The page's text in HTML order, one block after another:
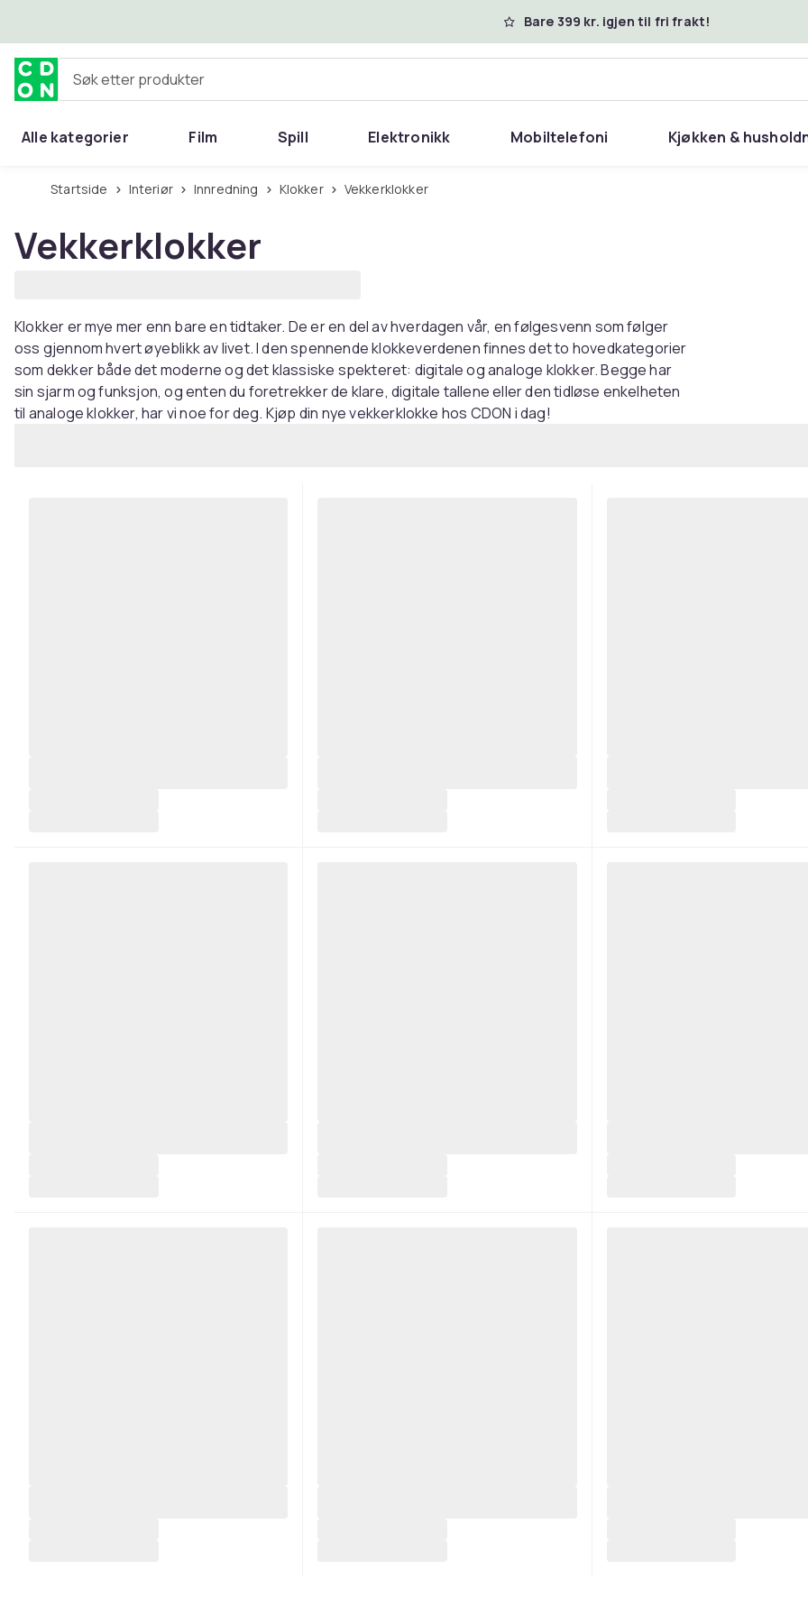
Bare 399 kr. igjen til fri frakt!
Søk etter produkter
Alle kategorier Film Spill Elektronikk Mobiltelefoni Kjøkken &
Startside Interiør Innredning Klokker Vekkerklokker
Vekkerklokker
Klokker er mye mer enn bare en tidtaker. De er en del av hverdagen vår, en følgesvenn som følger
oss gjennom hvert øyeblikk av livet. I den spennende klokkeverdenen finnes det to hovedkategorier
som dekker både det moderne og det klassiske spekteret: digitale og analoge klokker. Begge har
sin sjarm og funksjon, og enten du foretrekker de klare, digitale tallene eller den tidløse enkelheten
til analoge klokker, har vi noe for deg. Kjøp din nye vekkerklokke hos CDON i dag!